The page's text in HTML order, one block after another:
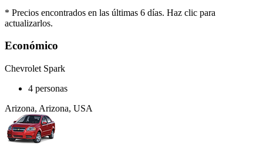
* Precios encontrados en las últimas 6 días. Haz clic para
actualizarlos.
Económico
Chevrolet Spark
4 personas
Arizona, Arizona, USA